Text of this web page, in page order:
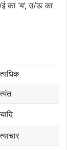
का ‘य’, उ/ऊ का